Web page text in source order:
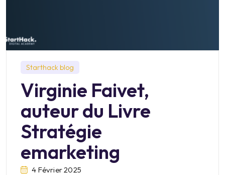
Starthack blog
Virginie Faivet,
auteur du Livre
Stratégie
emarketing
4 Février 2025